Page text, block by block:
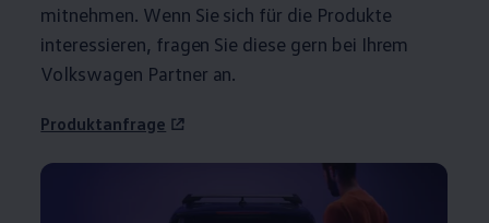
mitnehmen. Wenn Sie sich für die Produkte
interessieren, fragen Sie diese gern bei Ihrem
Volkswagen Partner an.
Produktanfrage